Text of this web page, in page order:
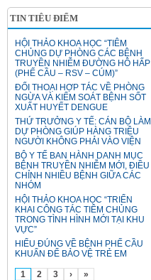
TIN TIÊU ĐIỂM
HỘI THẢO KHOA HỌC “TIÊM
CHỦNG DỰ PHÒNG CÁC BỆNH
TRUYỀN NHIỄM ĐƯỜNG HÔ HẤP
(PHẾ CẦU – RSV – CÚM)”
ĐỐI THOẠI HỢP TÁC VỀ PHÒNG
NGỪA VÀ KIỂM SOÁT BỆNH SỐT
XUẤT HUYẾT DENGUE
THỨ TRƯỞNG Y TẾ: CÁN BỘ LÀM
DỰ PHÒNG GIÚP HÀNG TRIỆU
NGƯỜI KHÔNG PHẢI VÀO VIỆN
BỘ Y TẾ BAN HÀNH DANH MỤC
BỆNH TRUYỀN NHIỄM MỚI, ĐIỀU
CHỈNH NHIỀU BỆNH GIỮA CÁC
NHÓM
HỘI THẢO KHOA HỌC “TRIỂN
KHAI CÔNG TÁC TIÊM CHỦNG
TRONG TÌNH HÌNH MỚI TẠI KHU
VỰC”
HIỂU ĐÚNG VỀ BỆNH PHẾ CẦU
KHUẨN ĐỂ BẢO VỆ TRẺ EM
1 2 3 › »